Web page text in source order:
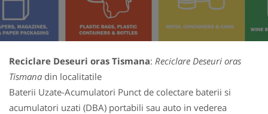
Reciclare Deseuri oras Tismana: Reciclare Deseuri oras
Tismana din localitatile
Baterii Uzate-Acumulatori Punct de colectare baterii si
acumulatori uzati (DBA) portabili sau auto in vederea